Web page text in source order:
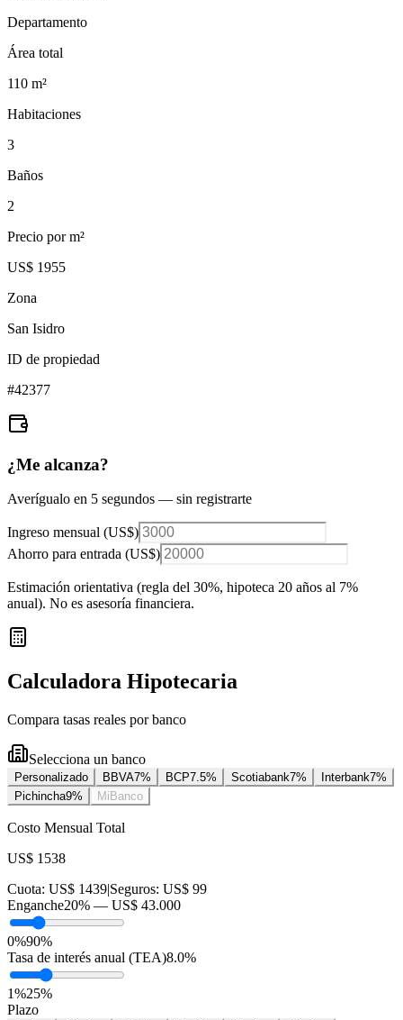
Departamento
Área total
110 m²
Habitaciones
3
Baños
2
Precio por m²
US$ 1955
Zona
San Isidro
ID de propiedad
#42377
¿Me alcanza?
Averígualo en 5 segundos — sin registrarte
Ingreso mensual (US$)
Ahorro para entrada (US$)
Estimación orientativa (regla del 30%, hipoteca 20 años al 7%
anual). No es asesoría financiera.
Calculadora Hipotecaria
Compara tasas reales por banco
Selecciona un banco
Personalizado BBVA7% BCP7.5% Scotiabank7% Interbank7%
Pichincha9% MiBanco
Costo Mensual Total
US$ 1538
Cuota: US$ 1439|Seguros: US$ 99
Enganche20% — US$ 43.000
0%90%
Tasa de interés anual (TEA)8.0%
1%25%
Plazo